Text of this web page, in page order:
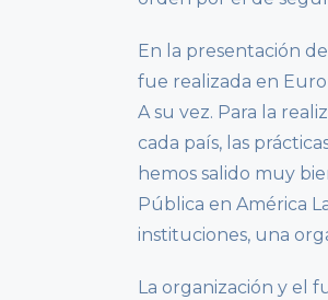
En la presentación
fue realizada en
A su vez. Para la
cada país, las
hemos salido muy
Pública en América
instituciones, una
La organización y el